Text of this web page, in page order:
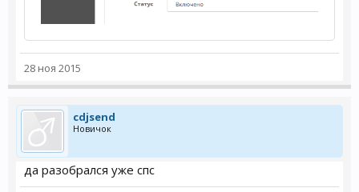
28 ноя 2015
cdjsend
Новичок
да разобрался уже спс